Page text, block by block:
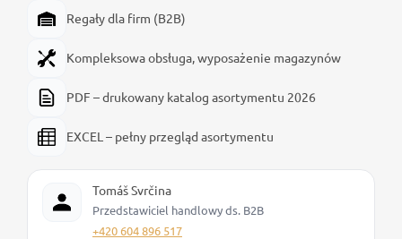
Regały dla firm (B2B)
Kompleksowa obsługa, wyposażenie magazynów
PDF – drukowany katalog asortymentu 2026
EXCEL – pełny przegląd asortymentu
Tomáš Svrčina
Przedstawiciel handlowy ds. B2B
+420 604 896 517